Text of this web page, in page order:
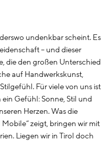
undenkbar scheint. Es
– und dieser
die den großen Unterschied
auf Handwerkskunst,
Für viele von uns ist
Gefühl: Sonne, Stil und
Herzen. Was die
zeigt, bringen wir mit
Liegen wir in Tirol doch